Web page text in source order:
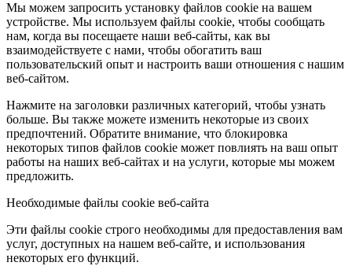
Мы можем запросить установку файлов cookie на вашем
устройстве. Мы используем файлы cookie, чтобы сообщать
нам, когда вы посещаете наши веб-сайты, как вы
взаимодействуете с нами, чтобы обогатить ваш
пользовательский опыт и настроить ваши отношения с нашим
веб-сайтом.
Нажмите на заголовки различных категорий, чтобы узнать
больше. Вы также можете изменить некоторые из своих
предпочтений. Обратите внимание, что блокировка
некоторых типов файлов cookie может повлиять на ваш опыт
работы на наших веб-сайтах и на услуги, которые мы можем
предложить.
Необходимые файлы cookie веб-сайта
Эти файлы cookie строго необходимы для предоставления вам
услуг, доступных на нашем веб-сайте, и использования
некоторых его функций.